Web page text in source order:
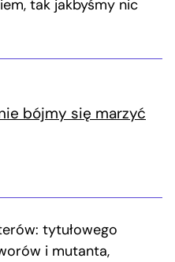
tak jakbyśmy nic
bójmy się marzyć
tytułowego
i mutanta,